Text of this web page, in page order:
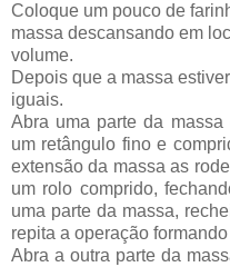
Coloque um pouco de
massa descansando em
volume.
Depois que a massa
iguais.
Abra uma parte da massa
um retângulo fino e
extensão da massa as
um rolo comprido,
uma parte da massa,
repita a operação
Abra a outra parte da